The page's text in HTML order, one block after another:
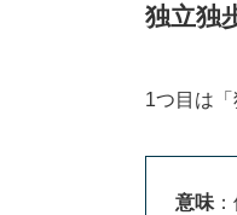
独立独
1つ目は「
意味：